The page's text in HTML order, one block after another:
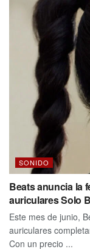
SONIDO
Beats anuncia la
auriculares Solo
Este mes de junio,
auriculares
Con un precio ...